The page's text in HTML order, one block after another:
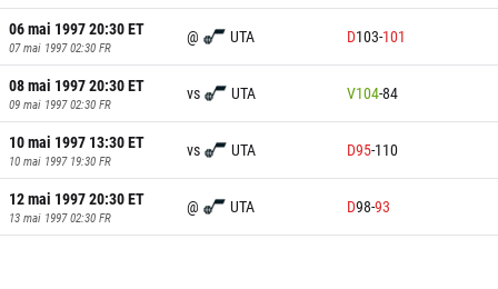
06 mai 1997 20:30ET
07 mai 1997 02:30 FR
@ UTA D103-101
08 mai 1997 20:30ET
09 mai 1997 02:30 FR
vs UTA V104-84
10 mai 1997 13:30ET
10 mai 1997 19:30 FR
vs UTA D95-110
12 mai 1997 20:30ET
13 mai 1997 02:30 FR
@ UTA D98-93